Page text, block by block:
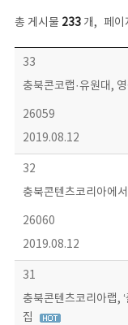
총 게시물 233개, 페이
보도자료 목록 - 번호, 제목, 작성자, 파일, 조회수, 작성일 정보 제공
33
충북콘코랩·유원대,
26059
2019.08.12
32
충북콘텐츠코리아에
26060
2019.08.12
31
충북콘텐츠코리아랩,
집